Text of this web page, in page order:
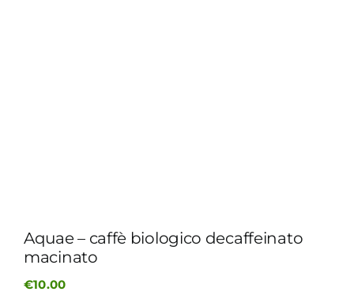
Aquae – caffè biologico decaffeinato
macinato
€10.00